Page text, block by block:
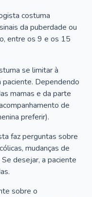
costuma
da puberdade ou
entre os 9 e os 15
se limitar à
Dependendo
mamas e da parte
de
preferir).
faz perguntas sobre
mudanças de
desejar, a paciente
sobre o